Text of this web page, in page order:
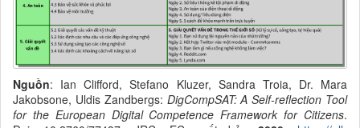
Nguồn: Ian Clifford, Stefano Kluzer, Sandra Troia, Dr. Mara
Jakobsone, Uldis Zandbergs: DigCompSAT: A Self-reflection Tool
for the European Digital Competence Framework for Citizens.